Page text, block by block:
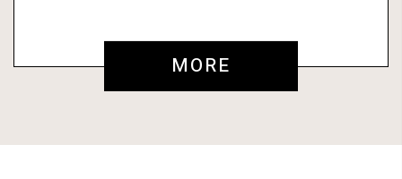
MORE